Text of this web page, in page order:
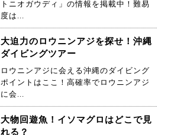
トニオガウディ」の情報を掲載中！難易
度は...
大迫力のロウニンアジを探せ！沖縄
ダイビングツアー
ロウニンアジに会える沖縄のダイビング
ポイントはここ！高確率でロウニンアジ
に会...
大物回遊魚！イソマグロはどこで見
れる？